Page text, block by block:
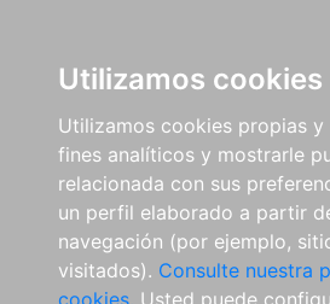
Utilizamos cookies
Utilizamos cookies propias
fines analíticos y mostrarle
relacionada con sus
un perfil elaborado a partir
navegación (por ejemplo,
visitados). Consulte nuestra
cookies. Usted puede